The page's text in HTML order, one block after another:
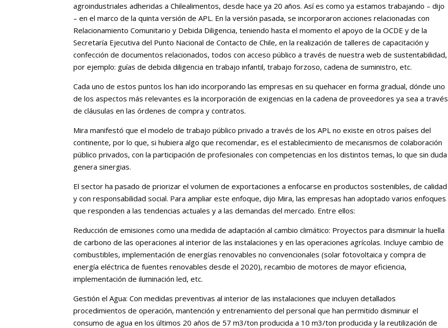
agroindustriales adheridas a Chilealimentos, desde hace ya 20 años. Así es como ya estamos trabajando – dijo
– en el marco de la quinta versión de APL. En la versión pasada, se incorporaron acciones relacionadas con
Relacionamiento Comunitario y Debida Diligencia, teniendo hasta el momento el apoyo de la OCDE y de la
Secretaría Ejecutiva del Punto Nacional de Contacto de Chile, en la realización de talleres de capacitación y
confección de documentos relacionados, todos con acceso público a través de nuestra web de sustentabilidad,
por ejemplo: guías de debida diligencia en trabajo infantil, trabajo forzoso, cadena de suministro, etc.
Cada uno de estos puntos los han ido incorporando las empresas en su quehacer en forma gradual, dónde uno
de los aspectos más relevantes es la incorporación de exigencias en la cadena de proveedores ya sea a través
de cláusulas en las órdenes de compra y contratos.
Mira manifestó que el modelo de trabajo público privado a través de los APL no existe en otros países del
continente, por lo que, si hubiera algo que recomendar, es el establecimiento de mecanismos de colaboración
público privados, con la participación de profesionales con competencias en los distintos temas, lo que sin duda
genera sinergias.
El sector ha pasado de priorizar el volumen de exportaciones a enfocarse en productos sostenibles, de calidad
y con responsabilidad social. Para ampliar este enfoque, dijo Mira, las empresas han adoptado varios enfoques
que responden a las tendencias actuales y a las demandas del mercado. Entre ellos:
Reducción de emisiones como una medida de adaptación al cambio climático: Proyectos para disminuir la huella
de carbono de las operaciones al interior de las instalaciones y en las operaciones agrícolas. Incluye cambio de
combustibles, implementación de energías renovables no convencionales (solar fotovoltaica y compra de
energía eléctrica de fuentes renovables desde el 2020), recambio de motores de mayor eficiencia,
implementación de iluminación led, etc.
Gestión el Agua: Con medidas preventivas al interior de las instalaciones que incluyen detallados
procedimientos de operación, mantención y entrenamiento del personal que han permitido disminuir el
consumo de agua en los últimos 20 años de 57 m3/ton producida a 10 m3/ton producida y la reutilización de